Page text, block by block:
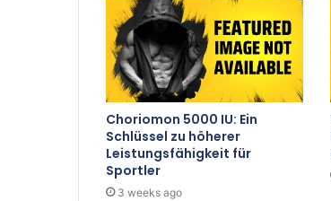
Choriomon 5000 IU: Ein
Schlüssel zu höherer
Leistungsfähigkeit für
Sportler
3 weeks ago